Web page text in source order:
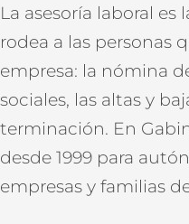
La asesoría laboral
rodea a las personas
empresa: la nómina
sociales, las altas y
terminación. En
desde 1999 para
empresas y familias